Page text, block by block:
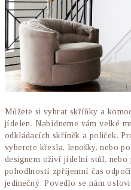
Můžete si vybrat skříňky a
jídelen. Nabídneme vám velké
odkládacích skříněk a poliček.
vyberete křesla, lenošky, nebo
designem oživí jídelní stůl, nebo
pohodlností zpříjemní čas
jedinečný. Povedlo se nám